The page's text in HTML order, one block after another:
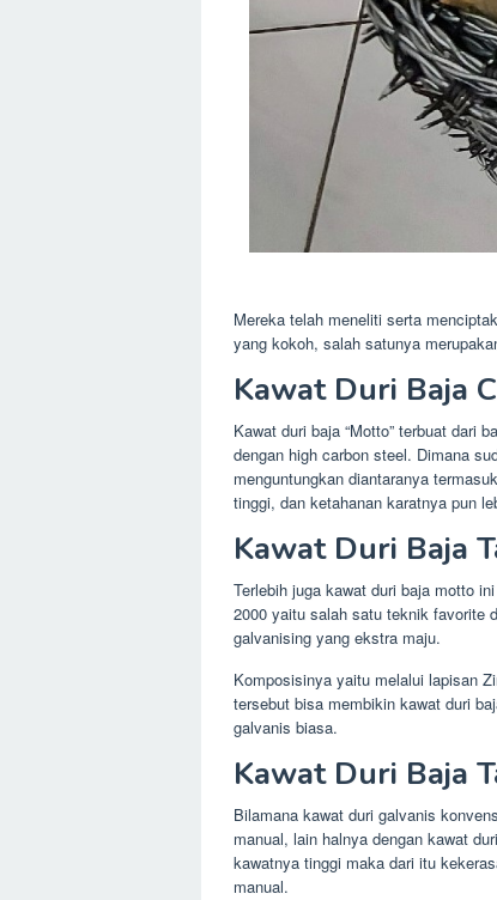
Mereka telah meneliti serta
yang kokoh, salah satunya
Kawat Duri Baja
Kawat duri baja “Motto” terbuat dari
dengan high carbon steel. Dimana
menguntungkan diantaranya
tinggi, dan ketahanan karatnya pun
Kawat Duri Baja
Terlebih juga kawat duri baja motto
2000 yaitu salah satu teknik favorite
galvanising yang ekstra maju.
Komposisinya yaitu melalui lapisan
tersebut bisa membikin kawat duri
galvanis biasa.
Kawat Duri Baja
Bilamana kawat duri galvanis
manual, lain halnya dengan kawat
kawatnya tinggi maka dari itu
manual.